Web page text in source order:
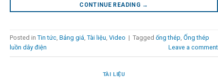
CONTINUE READING →
Posted in Tin tức Bảng giá Tài liệu Video | Tagged ống thép Ống thép
luồn dây điện
Leave a comment
TÀI LIỆU